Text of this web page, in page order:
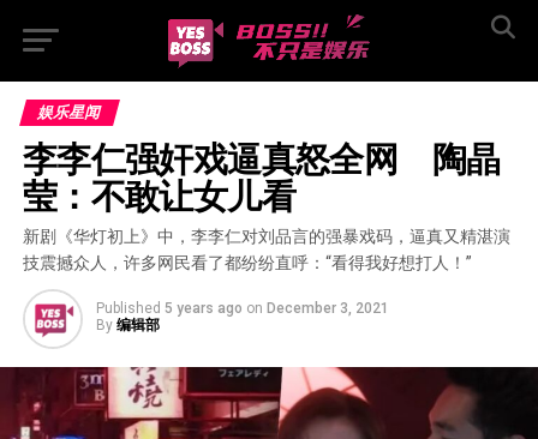
娱乐星闻
李李仁强奸戏逼真怒全网　陶晶
莹：不敢让女儿看
新剧《华灯初上》中，李李仁对刘品言的强暴戏码，逼真又精湛演
技震撼众人，许多网民看了都纷纷直呼：“看得我好想打人！”
Published 5 years ago on December 3, 2021
By 编辑部